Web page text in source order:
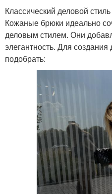
Классический деловой стиль
Кожаные брюки идеально
деловым стилем. Они
элегантность. Для
подобрать: